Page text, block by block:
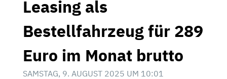
Leasing als
Bestellfahrzeug für 289
Euro im Monat brutto
SAMSTAG, 9. AUGUST 2025 UM 10:01